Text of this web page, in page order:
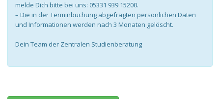
melde Dich bitte bei uns: 05331 939 15200.
– Die in der Terminbuchung abgefragten persönlichen Daten
und Informationen werden nach 3 Monaten gelöscht.
Dein Team der Zentralen Studienberatung